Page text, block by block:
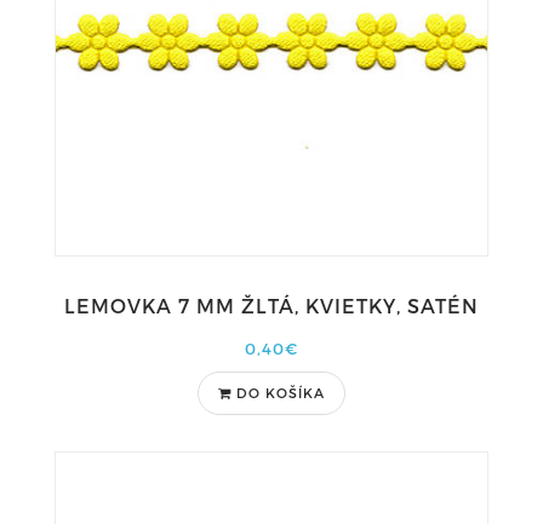
LEMOVKA 7 MM ŽLTÁ, KVIETKY, SATÉN
0,40€
DO KOŠÍKA